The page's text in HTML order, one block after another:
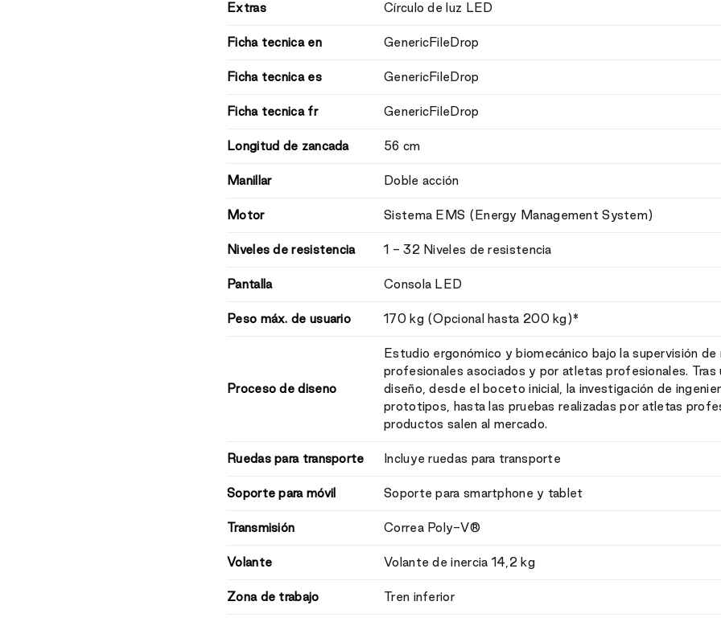
Extras Círculo de luz LED
Ficha tecnica en GenericFileDrop
Ficha tecnica es GenericFileDrop
Ficha tecnica fr GenericFileDrop
Longitud de zancada 56 cm
Manillar Doble acción
Motor Sistema EMS (Energy Management System)
Niveles de resistencia 1 - 32 Niveles de resistencia
Pantalla Consola LED
Peso máx. de usuario 170 kg (Opcional hasta 200 kg)*
Proceso de diseno
Estudio ergonómico y biomecánico bajo la supervisión
profesionales asociados y por atletas profesionales. Tras
diseño, desde el boceto inicial, la investigación de
prototipos, hasta las pruebas realizadas por atletas
productos salen al mercado.
Ruedas para transporte Incluye ruedas para transporte
Soporte para móvil Soporte para smartphone y tablet
Transmisión Correa Poly-V®
Volante Volante de inercia 14,2 kg
Zona de trabajo Tren inferior